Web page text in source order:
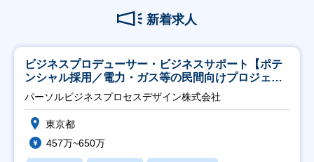
新着求人
ビジネスプロデューサー・ビジネスサポート【ポテ
ンシャル採用／電力・ガス等の民間向けプロジェク
ト推進】
パーソルビジネスプロセスデザイン株式会社
東京都
457万~650万